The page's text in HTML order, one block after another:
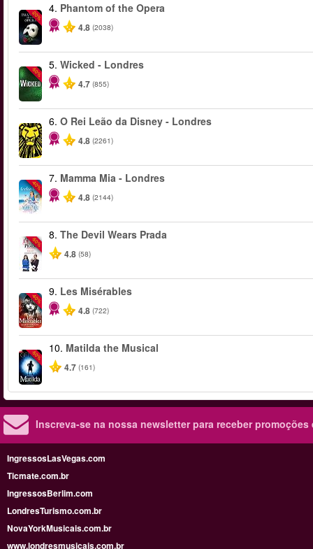
-20%
4. Phantom of the Opera
4.8 (2038)
-50%
5. Wicked - Londres
4.7 (855)
6. O Rei Leão da Disney - Londres
4.8 (2261)
-40%
7. Mamma Mia - Londres
4.8 (2144)
-50%
8. The Devil Wears Prada
4.8 (58)
-40%
9. Les Misérables
4.8 (722)
-50%
10. Matilda the Musical
4.7 (161)
Inscreva-se na nossa newsletter para receber
IngressosLasVegas.com
Ticmate.com.br
IngressosBerlim.com
LondresTurismo.com.br
NovaYorkMusicais.com.br
www.londresmusicais.com.br